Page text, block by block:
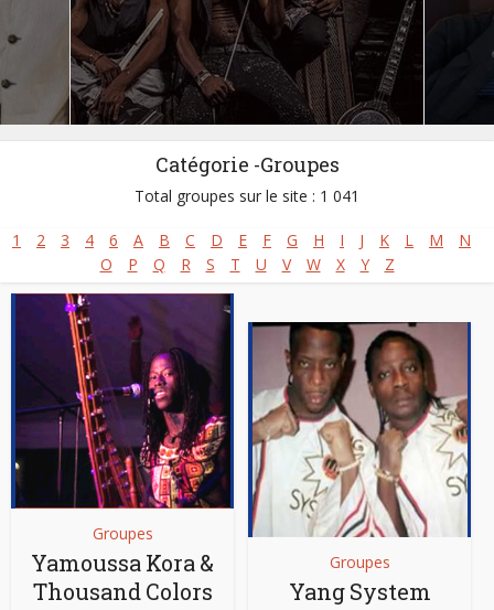
Catégorie -Groupes
Total groupes sur le site : 1 041
1 2 3 4 6 A B C D E F G H I J K L M
N
O
P Q R S T U V W X Y Z
Groupes
Yamoussa Kora &
Thousand Colors
Groupes
Yang System